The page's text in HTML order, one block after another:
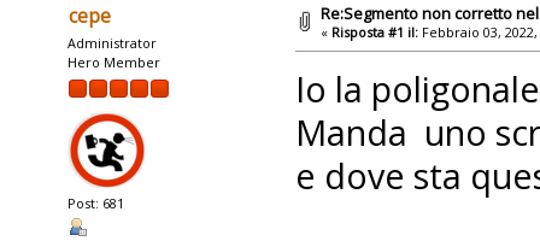
cepe
Administrator
Hero Member
Post: 681
Re:Segmento non corretto
« Risposta #1 il: Febbraio 03,
Io la
Manda uno
e dove sta